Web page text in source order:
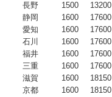
長野
1500 13200
静岡
1600 17600
愛知
1600 17600
石川
1600 17600
福井
1600 17600
三重
1600 17600
滋賀
1600 18150
京都
1600 18150